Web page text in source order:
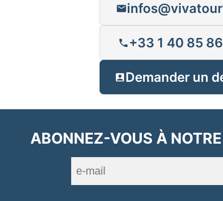
+33 1 40 85
Demander un
ABONNEZ-VOUS À